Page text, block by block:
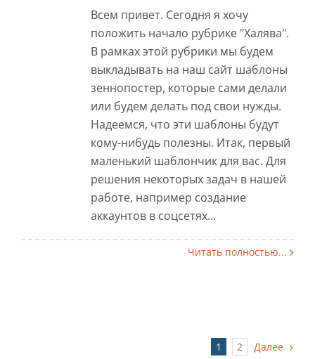
Всем привет. Сегодня я хочу
положить начало рубрике "Халява".
В рамках этой рубрики мы будем
выкладывать на наш сайт шаблоны
зеннопостер, которые сами делали
или будем делать под свои нужды.
Надеемся, что эти шаблоны будут
кому-нибудь полезны. Итак, первый
маленький шаблончик для вас. Для
решения некоторых задач в нашей
работе, например создание
аккаунтов в соцсетях...
Читать полностью...
1 2 Далее